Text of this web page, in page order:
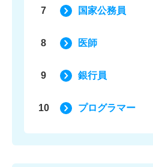
7 国家公務員
8 医師
9 銀行員
10 プログラマー